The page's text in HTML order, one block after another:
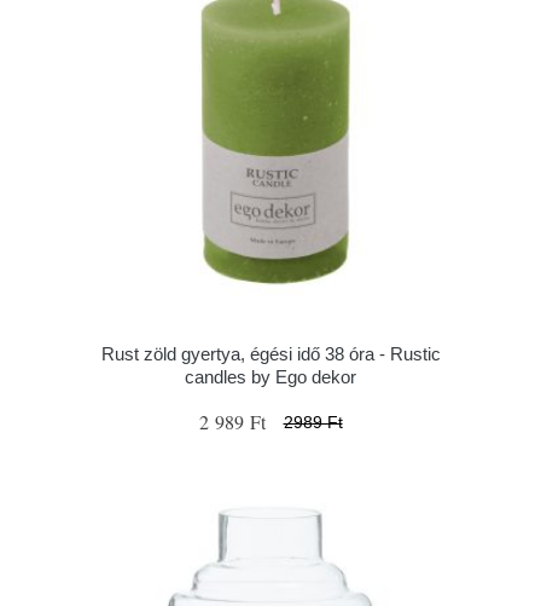
Rust zöld gyertya, égési idő 38 óra - Rustic
candles by Ego dekor
2 989 Ft 2989 Ft